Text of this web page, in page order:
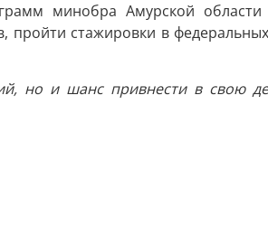
минобра Амурской
пройти стажировки в
но и шанс привнести в свою